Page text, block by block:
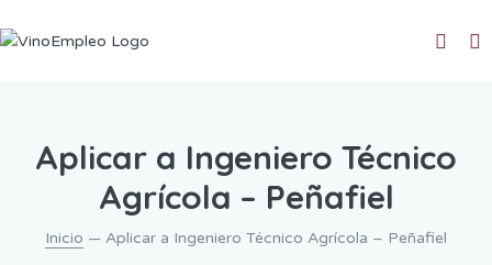
Aplicar a Ingeniero Técnico
Agrícola – Peñafiel
Inicio — Aplicar a Ingeniero Técnico Agrícola – Peñafiel